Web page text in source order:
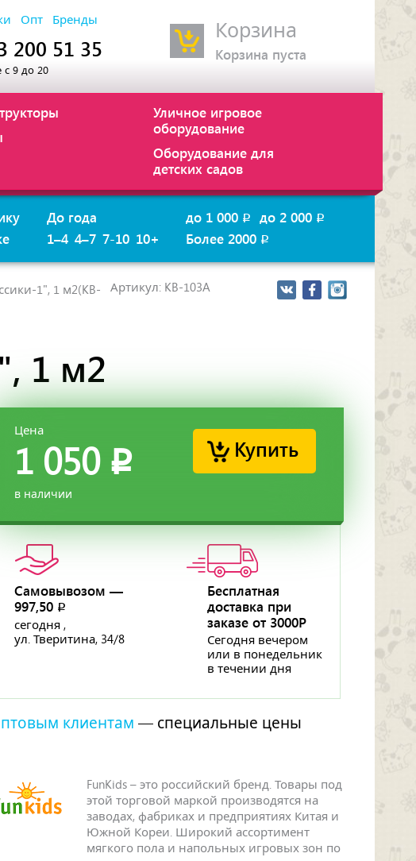
Корзина
Корзина пуста
Опт Бренды
200 51 35
с 9 до 20
Уличное игровое
оборудование
Оборудование для
детских садов
До года
1–4 4–7 7-10 10+
до 1 000 p до 2 000 p
Более 2000 p
Артикул: KB-103A
1", 1 м2(KB-
1 м2
Купить
Цена
1 050 p
в наличии
Самовывозом —
997,50 p
сегодня ,
ул. Тверитина, 34/8
Бесплатная
доставка при
заказе от 3000Р
Сегодня вечером
или в понедельник
в течении дня
клиентам — специальные цены
FunKids – это российский бренд. Товары под
этой торговой маркой производятся на
заводах, фабриках и предприятиях Китая и
Южной Кореи. Широкий ассортимент
мягкого пола и напольных игровых зон по